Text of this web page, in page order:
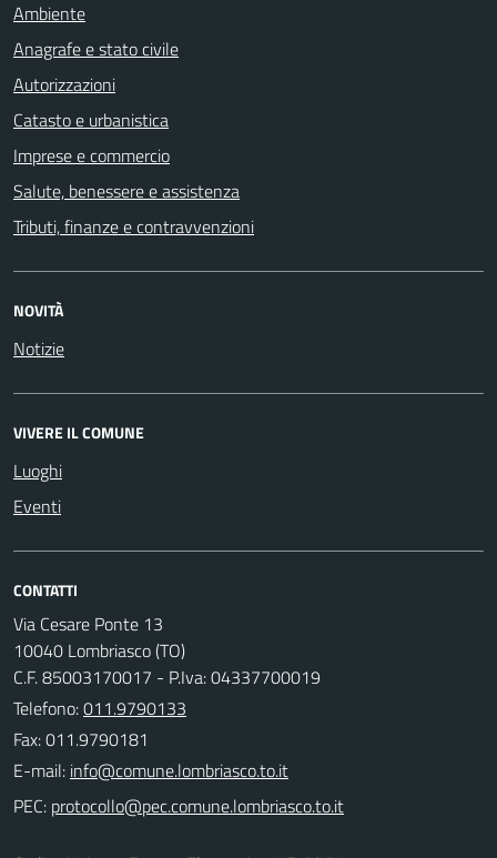
Ambiente
Anagrafe e stato civile
Autorizzazioni
Catasto e urbanistica
Imprese e commercio
Salute, benessere e assistenza
Tributi, finanze e contravvenzioni
NOVITÀ
Notizie
VIVERE IL COMUNE
Luoghi
Eventi
CONTATTI
Via Cesare Ponte 13
10040 Lombriasco (TO)
C.F. 85003170017 - P.Iva: 04337700019
Telefono:011.9790133
Fax: 011.9790181
E-mail:
PEC: